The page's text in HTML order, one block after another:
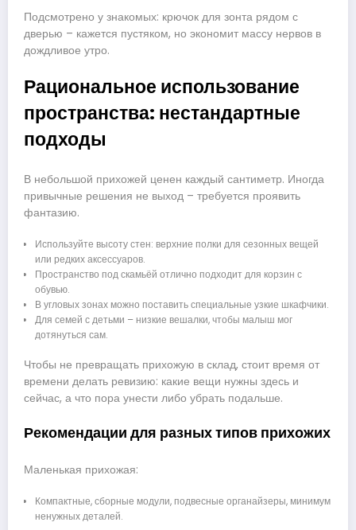
Подсмотрено у знакомых: крючок для зонта рядом с
дверью – кажется пустяком, но экономит массу нервов в
дождливое утро.
Рациональное использование
пространства: нестандартные
подходы
В небольшой прихожей ценен каждый сантиметр. Иногда
привычные решения не выход – требуется проявить
фантазию.
Используйте высоту стен: верхние полки для сезонных вещей
или редких аксессуаров.
Пространство под скамьёй отлично подходит для корзин с
обувью.
В угловых зонах можно поставить специальные узкие шкафчики.
Для семей с детьми – низкие вешалки, чтобы малыш мог
дотянуться сам.
Чтобы не превращать прихожую в склад, стоит время от
времени делать ревизию: какие вещи нужны здесь и
сейчас, а что пора унести либо убрать подальше.
Рекомендации для разных типов прихожих
Маленькая прихожая:
Компактные, сборные модули, подвесные органайзеры, минимум
ненужных деталей.